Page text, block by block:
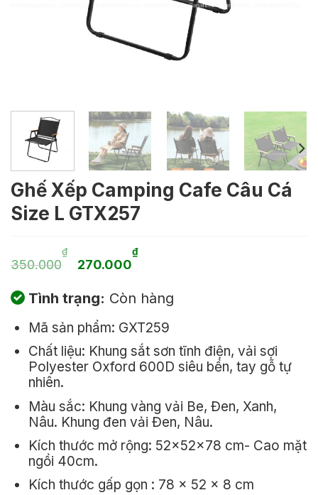
Ghế Xếp Camping Cafe Câu Cá
Size L GTX257
350.000
₫
Giá
gốc
là:
350.000₫.
270.000
₫Giá
hiện
tại
là:
270.000₫.
Tình trạng: Còn hàng
Mã sản phẩm: GXT259
Chất liệu: Khung sắt sơn tĩnh điện, vải sợi
Polyester Oxford 600D siêu bền, tay gỗ tự
nhiên.
Màu sắc: Khung vàng vải Be, Đen, Xanh,
Nâu. Khung đen vải Đen, Nâu.
Kích thước mở rộng: 52x52x78 cm- Cao mặt
ngồi 40cm.
Kích thước gấp gọn : 78 x 52 x 8 cm